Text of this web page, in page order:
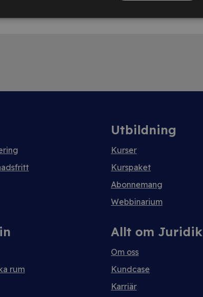
Utbildning
Kurser
Kurspaket
Abonnemang
Webbinarium
rum
Allt om Juridik
Om oss
Kundcase
Karriär